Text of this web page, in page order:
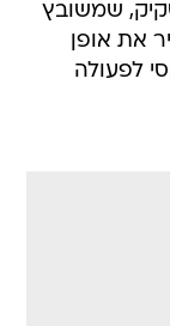
שמשובץ
את אופן
לפעולה